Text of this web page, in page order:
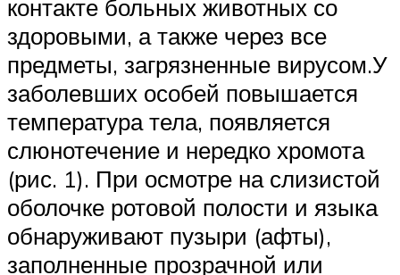
контакте больных животных со
здоровыми, а также через все
предметы, загрязненные вирусом.У
заболевших особей повышается
температура тела, появляется
слюнотечение и нередко хромота
(рис. 1). При осмотре на слизистой
оболочке ротовой полости и языка
обнаруживают пузыри (афты),
заполненные прозрачной или